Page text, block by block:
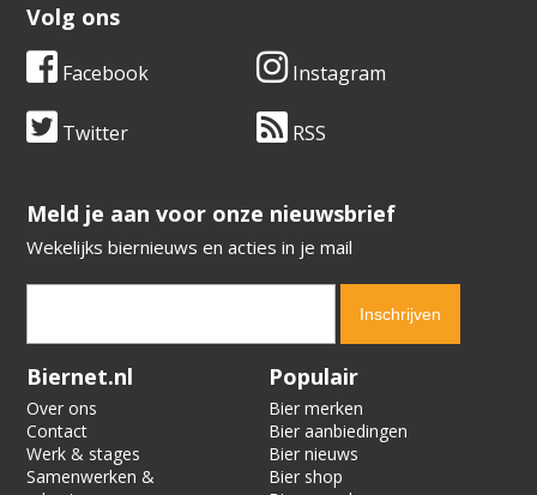
Volg ons
Facebook Instagram
Twitter RSS
​​​​​​​Meld je aan voor onze nieuwsbrief
Wekelijks biernieuws en acties in je mail
Verification code:
Biernet.nl
Over ons
Contact
Werk & stages
Samenwerken &
Populair
Bier merken
Bier aanbiedingen
Bier nieuws
Bier shop